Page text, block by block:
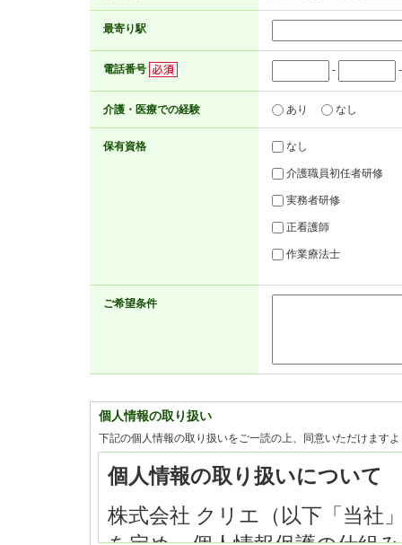
最寄り駅
電話番号 -
介護・医療での経験 あり なし
保有資格 なし
介護職員初任者研修
実務者研修
正看護師
作業療法士
ご希望条件
個人情報の取り扱い
下記の個人情報の取り扱いをご一読の上、同意いただけます